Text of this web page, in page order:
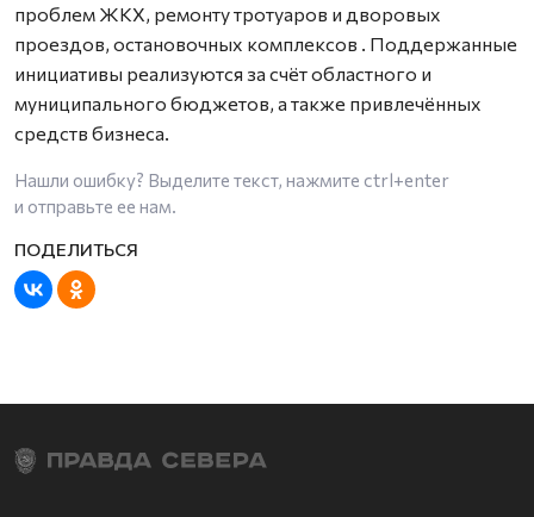
проблем ЖКХ, ремонту тротуаров и дворовых
проездов, остановочных комплексов
. Поддержанные
инициативы реализуются за счёт областного и
муниципального бюджетов, а также привлечённых
средств бизнеса.
Нашли ошибку? Выделите текст, нажмите ctrl+enter
и отправьте ее нам.